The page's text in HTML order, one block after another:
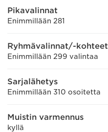
Pikavalinnat
Enimmillään 281
Ryhmävalinnat/-kohteet
Enimmillään 299 valintaa
Sarjalähetys
Enimmillään 310 osoitetta
Muistin varmennus
kyllä